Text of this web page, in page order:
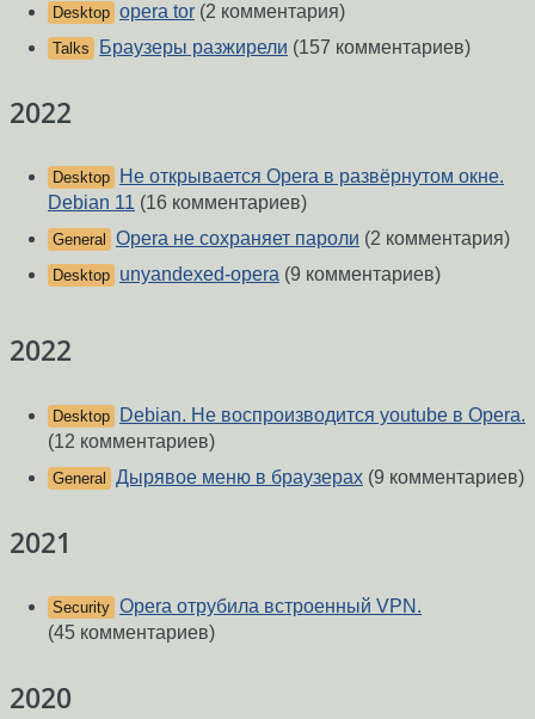
Desktop opera tor (2 комментария)
Talks Браузеры разжирели (157 комментариев)
2022
Desktop
Не открывается Opera в развёрнутом окне.
Debian 11 (16 комментариев)
General Opera не сохраняет пароли (2 комментария)
Desktop unyandexed-opera (9 комментариев)
2022
Desktop
Debian. Не воспроизводится youtube в Opera.
(12 комментариев)
General Дырявое меню в браузерах (9 комментариев)
2021
Security Opera отрубила встроенный VPN.
(45 комментариев)
2020